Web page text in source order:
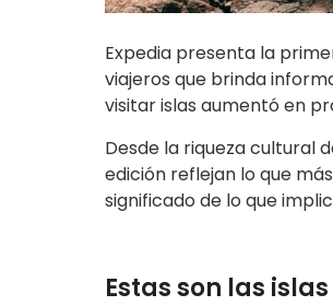
Expedia presenta la
viajeros que brinda
visitar islas aumentó en
Desde la riqueza cultural
edición reflejan lo que
significado de lo que
Estas son las